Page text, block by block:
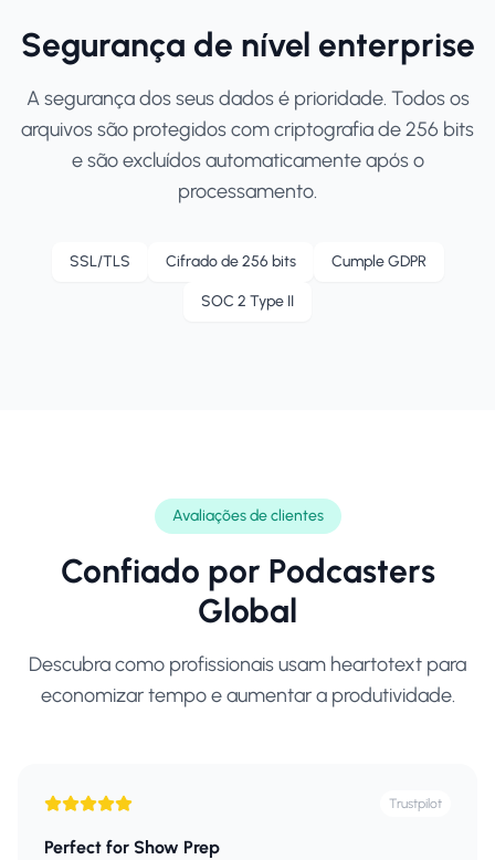
Segurança de nível enterprise
A segurança dos seus dados é prioridade. Todos os
arquivos são protegidos com criptografia de 256 bits
e são excluídos automaticamente após o
processamento.
SSL/TLS Cifrado de 256 bits Cumple GDPR
SOC 2 Type II
Avaliações de clientes
Confiado por Podcasters
Global
Descubra como profissionais usam heartotext para
economizar tempo e aumentar a produtividade.
Trustpilot
Perfect for Show Prep